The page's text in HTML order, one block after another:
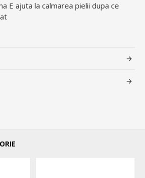
E ajuta la calmarea pielii dupa ce